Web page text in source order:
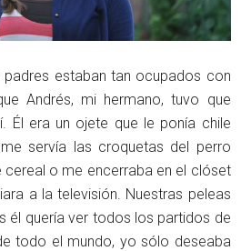
padres estaban tan ocupados con
Andrés, mi hermano, tuvo que
Él era un ojete que le ponía chile
servía las croquetas del perro
cereal o me encerraba en el clóset
a la televisión. Nuestras peleas
él quería ver todos los partidos de
todo el mundo, yo sólo deseaba